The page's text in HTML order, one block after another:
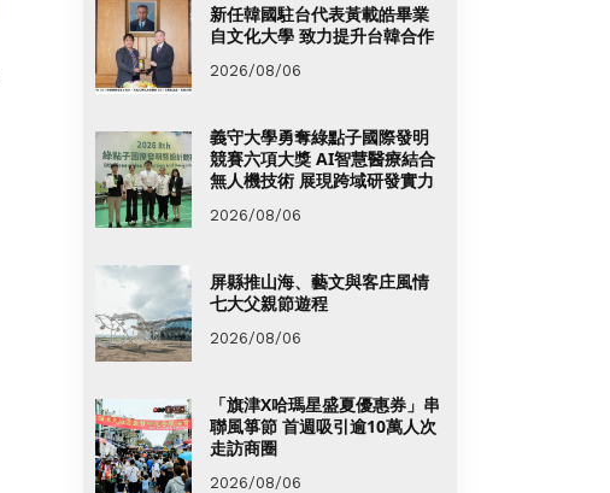
新任韓國駐台代表黃載皓畢業
自文化大學 致力提升台韓合作
2026/08/06
義守大學勇奪綠點子國際發明
競賽六項大獎 AI智慧醫療結合
無人機技術 展現跨域研發實力
2026/08/06
屏縣推山海、藝文與客庄風情
七大父親節遊程
2026/08/06
「旗津X哈瑪星盛夏優惠券」串
聯風箏節 首週吸引逾10萬人次
走訪商圈
2026/08/06